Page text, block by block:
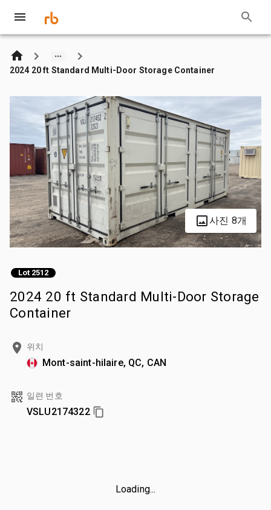
2024 20 ft Standard Multi-Door Storage Container
사진 8개
Lot 2512
2024 20 ft Standard Multi-Door Storage
Container
위치
Mont-saint-hilaire, QC, CAN
일련 번호
VSLU2174322
Loading...